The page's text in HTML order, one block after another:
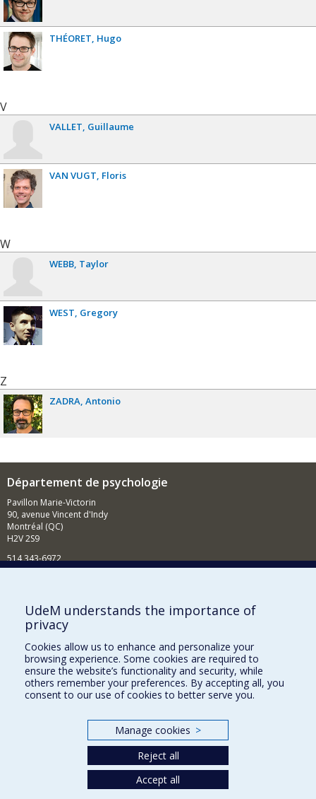
THÉORET Hugo
V
VALLET Guillaume
VAN VUGT Floris
W
WEBB Taylor
WEST Gregory
Z
ZADRA Antonio
Département de psychologie
Pavillon Marie-Victorin
90, avenue Vincent d'Indy
Montréal (QC)
H2V 2S9
514 343-6972
Comment soutenir le Département?
BESOIN D'AIDE?
Plan du site
Signaler une erreur
Accessibilité
Nos départements et écoles
UdeM understands the importance of
privacy
Cookies allow us to enhance and personalize your
browsing experience. Some cookies are required to
ensure the website’s functionality and security, while
others remember your preferences. By accepting all, you
consent to our use of cookies to better serve you.
Manage cookies >
Reject all
Accept all